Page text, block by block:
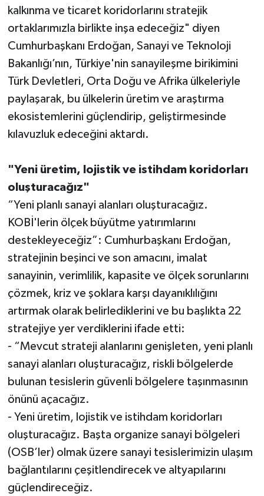
kalkınma ve ticaret koridorlarını stratejik
ortaklarımızla birlikte inşa edeceğiz" diyen
Cumhurbaşkanı Erdoğan, Sanayi ve Teknoloji
Bakanlığı’nın, Türkiye'nin sanayileşme birikimini
Türk Devletleri, Orta Doğu ve Afrika ülkeleriyle
paylaşarak, bu ülkelerin üretim ve araştırma
ekosistemlerini güçlendirip, geliştirmesinde
kılavuzluk edeceğini aktardı.
"Yeni üretim, lojistik ve istihdam koridorları
oluşturacağız"
“Yeni planlı sanayi alanları oluşturacağız.
KOBİ'lerin ölçek büyütme yatırımlarını
destekleyeceğiz”: Cumhurbaşkanı Erdoğan,
stratejinin beşinci ve son amacını, imalat
sanayinin, verimlilik, kapasite ve ölçek sorunlarını
çözmek, kriz ve şoklara karşı dayanıklılığını
artırmak olarak belirlediklerini ve bu başlıkta 22
stratejiye yer verdiklerini ifade etti:
- “Mevcut strateji alanlarını genişleten, yeni planlı
sanayi alanları oluşturacağız, riskli bölgelerde
bulunan tesislerin güvenli bölgelere taşınmasının
önünü açacağız.
- Yeni üretim, lojistik ve istihdam koridorları
oluşturacağız. Başta organize sanayi bölgeleri
(OSB’ler) olmak üzere sanayi tesislerimizin ulaşım
bağlantılarını çeşitlendirecek ve altyapılarını
güçlendireceğiz.